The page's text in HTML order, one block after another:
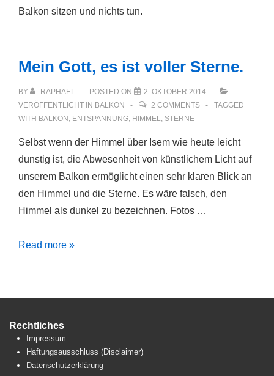
Balkon sitzen und nichts tun.
Mein Gott, es ist voller Sterne.
BY RAPHAEL POSTED ON
2. OKTOBER 2014
VERÖFFENTLICHT IN BALKON 2 COMMENTS
TAGGED
WITH BALKON , ENTSPANNUNG, HIMMEL, STERNE
Selbst wenn der Himmel über Isem wie heute leicht
dunstig ist, die Abwesenheit von künstlichem Licht auf
unserem Balkon ermöglicht einen sehr klaren Blick an
den Himmel und die Sterne. Es wäre falsch, den
Himmel als dunkel zu bezeichnen. Fotos …
Mein
ist
Sterne.
Read more »
Rechtliches
Impressum
Haftungsausschluss (Disclaimer)
Datenschutzerklärung